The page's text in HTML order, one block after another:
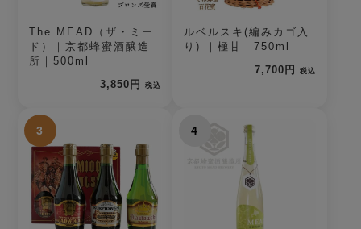
The MEAD（ザ・ミー
ド）｜京都蜂蜜酒醸造
所｜500ml
3,850円
税込
ルベルスキ(編みカゴ入
り) ｜極甘｜750ml
7,700円
税込
3 4